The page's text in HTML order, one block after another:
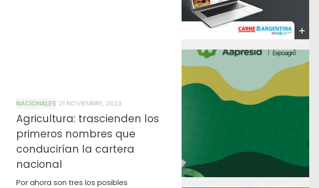
NACIONALES 21 NOVIEMBRE, 2023
Agricultura: trascienden los
primeros nombres que
conducirían la cartera
nacional
Por ahora son tres los posibles